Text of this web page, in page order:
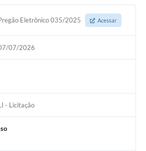
Eletrônico 035/2025 Acessar
07/2026
- Licitação